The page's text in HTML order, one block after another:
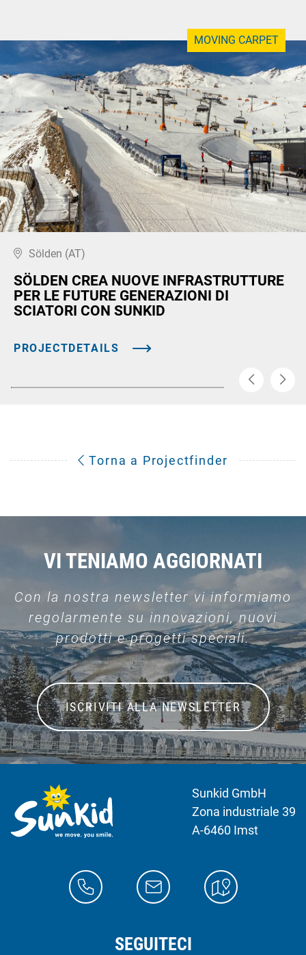
MOVING CARPET
Sölden (AT)
SÖLDEN CREA NUOVE INFRASTRUTTURE
PER LE FUTURE GENERAZIONI DI
SCIATORI CON SUNKID
PROJECTDETAILS
Torna a Projectfinder
VI TENIAMO AGGIORNATI
Con la nostra newsletter vi informiamo
regolarmente su innovazioni, nuovi
prodotti e progetti speciali.
ISCRIVITI ALLA NEWSLETTER
Sunkid GmbH
Zona industriale 39
A-6460 Imst
SEGUITECI